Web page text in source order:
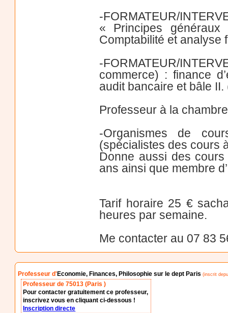
-FORMATEUR/
« Principes généraux
Comptabilité et analyse
-FORMATEUR/
commerce) : finance
audit bancaire et bâle II.
Professeur à la
-Organismes de
(spécialistes des cours
Donne aussi des
ans ainsi que membre
Tarif horaire 25 €
heures par semaine.
Me contacter au 07 83
Professeur d'Economie, Finances, Philosophie sur le dept Paris (inscrit
Professeur de 75013 (Paris )
Pour contacter gratuitement ce professeur,
inscrivez vous en cliquant ci-dessous !
Inscription directe